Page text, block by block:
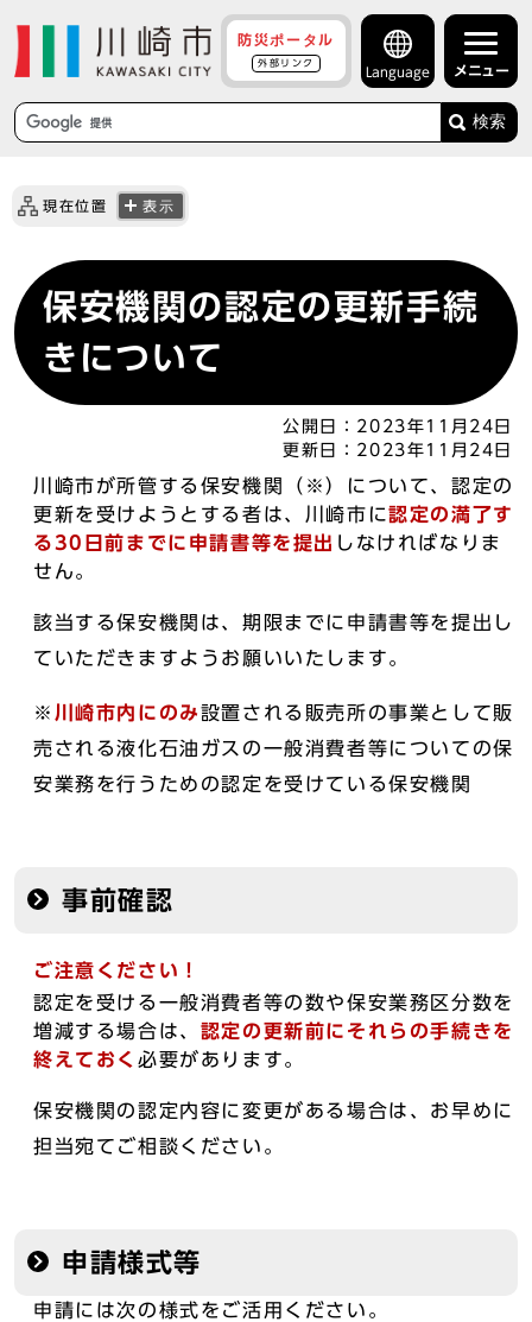
防災ポータル
外部リンク
Language メニュー
検索
現在位置 表示
保安機関の認定の更新手続
きについて
公開日： 2023年11月24日
更新日： 2023年11月24日
川崎市が所管する保安機関（※）について、認定の
更新を受けようとする者は、川崎市に認定の満了す
る30日前までに 申請書等を提出 しなければなりま
せん。
該当する保安機関は、期限までに申請書等を提出し
ていただきますようお願いいたします。
※ 川崎市内にのみ設置される販売所の事業として販
売される液化石油ガスの一般消費者等についての保
安業務を行うための認定を受けている保安機関
事前確認
ご注意ください！
認定を受ける一般消費者等の数や保安業務区分数を
増減する場合は、 認定の更新前にそれらの手続きを
終えておく 必要があります。
保安機関の認定内容に変更がある場合は、お早めに
担当宛てご相談ください。
申請様式等
申請には次の様式をご活用ください。